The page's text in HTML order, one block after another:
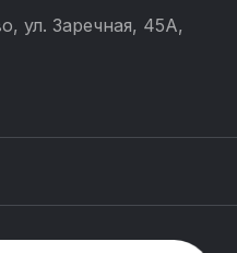
ул. Заречная, 45А,